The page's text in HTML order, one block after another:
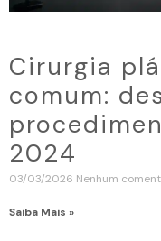
Cirurgia
comum:
2024
03/03/2026 Nenhum
Saiba Mais »